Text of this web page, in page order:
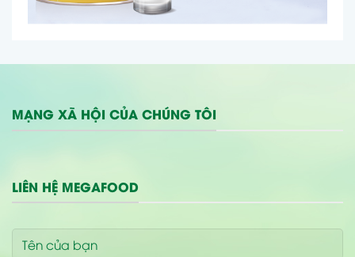
MẠNG XÃ HỘI CỦA CHÚNG TÔI
LIÊN HỆ MEGAFOOD